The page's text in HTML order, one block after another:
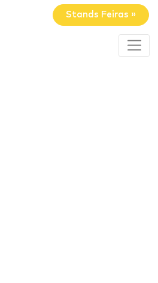
Stands Feiras »